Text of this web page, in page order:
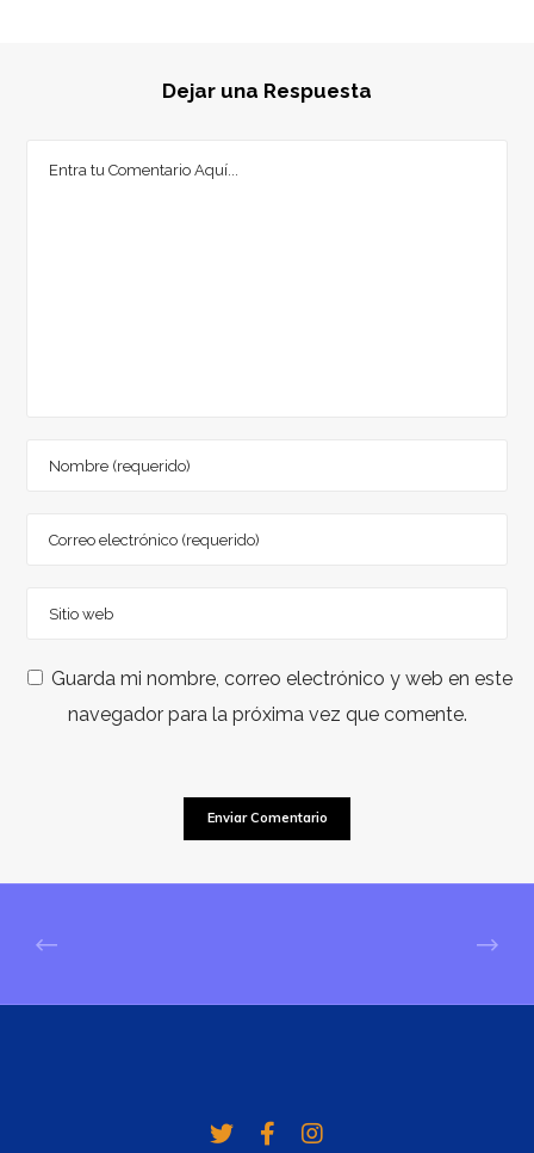
Dejar una Respuesta
Guarda mi nombre, correo electrónico y web en este
navegador para la próxima vez que comente.